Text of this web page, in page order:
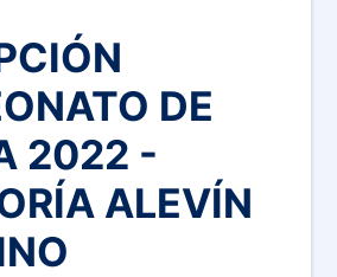
DE
2022 -
ALEVÍN